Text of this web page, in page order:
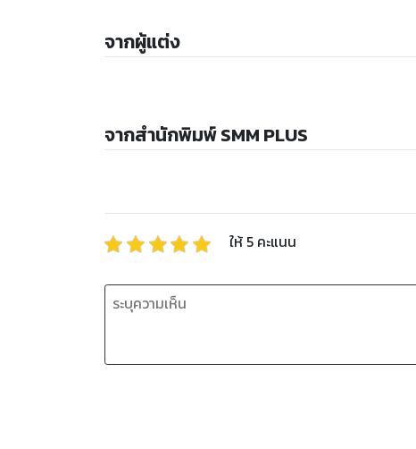
จากผู้แต่ง
จากสำนักพิมพ์ SMM PLUS
ให้ 5 คะแนน